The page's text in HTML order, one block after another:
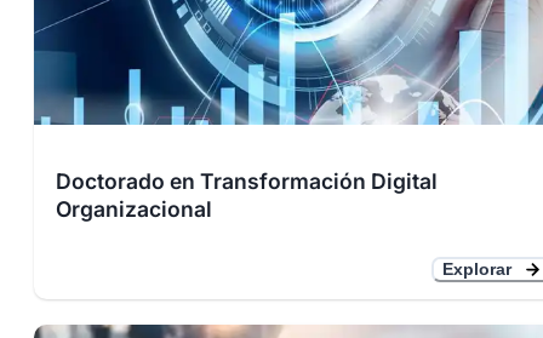
Doctorado en Transformación Digital
Organizacional
Explorar